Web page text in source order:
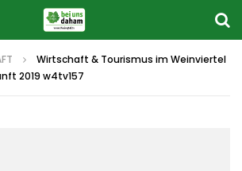
Wirtschaft & Tourismus im Weinviertel
2019 w4tv157